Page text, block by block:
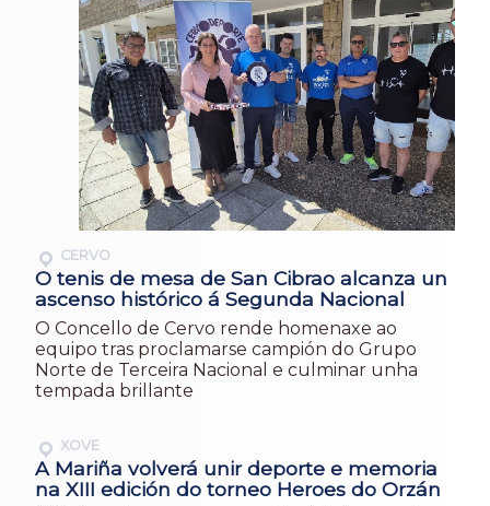
CERVO
O tenis de mesa de San Cibrao alcanza un
ascenso histórico á Segunda Nacional
O Concello de Cervo rende homenaxe ao
equipo tras proclamarse campión do Grupo
Norte de Terceira Nacional e culminar unha
tempada brillante
XOVE
A Mariña volverá unir deporte e memoria
na XIII edición do torneo Heroes do Orzán